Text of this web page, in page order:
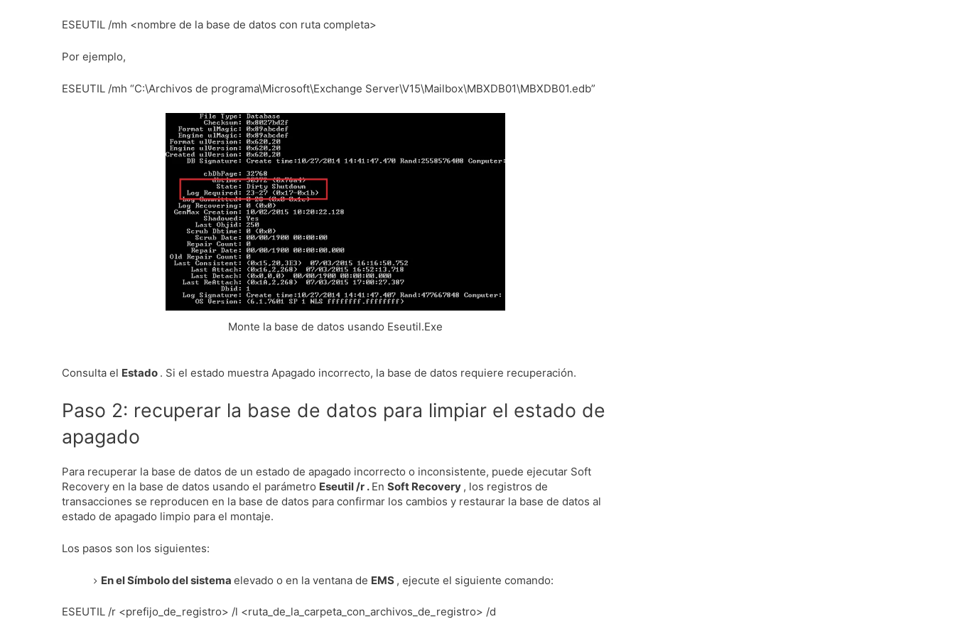
ESEUTIL /mh <nombre de la base de datos con ruta completa>
Por ejemplo,
ESEUTIL /mh “C:\Archivos de programa\Microsoft\Exchange Server\V15\Mailbox\MBXDB01\MBXDB01.edb”
Monte la base de datos usando Eseutil.Exe
Consulta el Estado . Si el estado muestra Apagado incorrecto, la base de datos requiere recuperación.
Paso 2: recuperar la base de datos para limpiar el estado de
apagado
Para recuperar la base de datos de un estado de apagado incorrecto o inconsistente, puede ejecutar Soft
Recovery en la base de datos usando el parámetro Eseutil /r . En Soft Recovery , los registros de
transacciones se reproducen en la base de datos para confirmar los cambios y restaurar la base de datos al
estado de apagado limpio para el montaje.
Los pasos son los siguientes:
En el Símbolo del sistema elevado o en la ventana de EMS , ejecute el siguiente comando:
ESEUTIL /r <prefijo_de_registro> /l <ruta_de_la_carpeta_con_archivos_de_registro> /d